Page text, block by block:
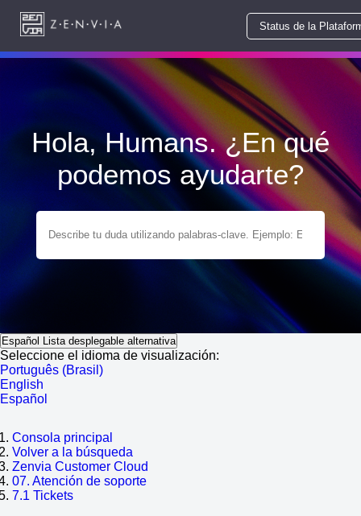
Status de la
Hola, Humans. ¿En qué
podemos ayudarte?
Español Lista desplegable alternativa
Seleccione el idioma de visualización:
Português (Brasil)
English
Español
Consola principal
Volver a la búsqueda
Zenvia Customer Cloud
07. Atención de soporte
7.1 Tickets